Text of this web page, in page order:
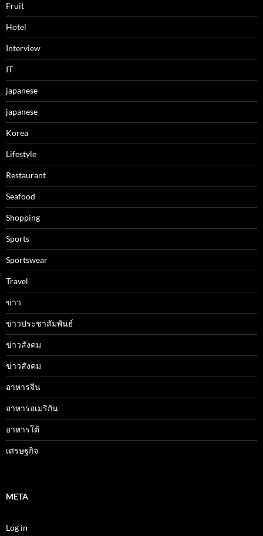
Fruit
Hotel
Interview
IT
japanese
japanese
Korea
Lifestyle
Restaurant
Seafood
Shopping
Sports
Sportswear
Travel
ข่าว
ข่าวประชาสัมพันธ์
ข่าวสังคม
ข่าวสังคม
อาหารจีน
อาหารอเมริกัน
อาหารใต้
เศรษฐกิจ
META
Log in